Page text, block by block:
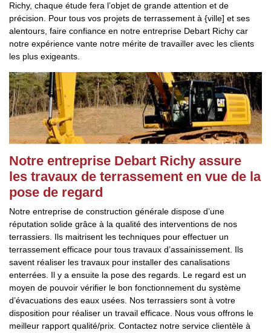
Richy, chaque étude fera l’objet de grande attention et de
précision. Pour tous vos projets de terrassement à {ville] et ses
alentours, faire confiance en notre entreprise Debart Richy car
notre expérience vante notre mérite de travailler avec les clients
les plus exigeants.
Notre entreprise Debart Richy assure
les travaux de terrassement en vue de la
pose de regard
Notre entreprise de construction générale dispose d’une
réputation solide grâce à la qualité des interventions de nos
terrassiers. Ils maitrisent les techniques pour effectuer un
terrassement efficace pour tous travaux d’assainissement. Ils
savent réaliser les travaux pour installer des canalisations
enterrées. Il y a ensuite la pose des regards. Le regard est un
moyen de pouvoir vérifier le bon fonctionnement du système
d’évacuations des eaux usées. Nos terrassiers sont à votre
disposition pour réaliser un travail efficace. Nous vous offrons le
meilleur rapport qualité/prix. Contactez notre service clientèle à